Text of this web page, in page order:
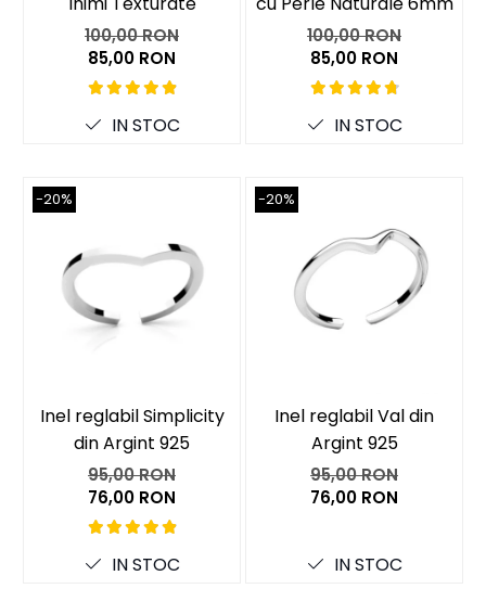
100,00 RON
85,00 RON
IN STOC
100,00 RON
85,00 RON
IN STOC
-20%
Inel reglabil Simplicity
din Argint 925
95,00 RON
76,00 RON
IN STOC
-20%
Inel reglabil Val din
Argint 925
95,00 RON
76,00 RON
IN STOC